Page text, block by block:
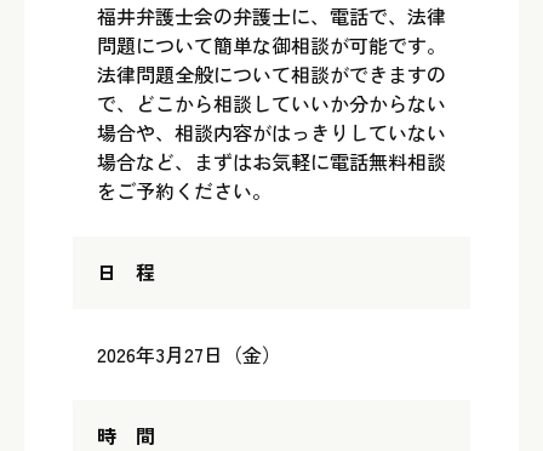
福井弁護士会の弁護士に、電話で、法律
問題について簡単な御相談が可能です。
法律問題全般について相談ができますの
で、どこから相談していいか分からない
場合や、相談内容がはっきりしていない
場合など、まずはお気軽に電話無料相談
をご予約ください。
日 程
2026年3月27日（金）
時 間